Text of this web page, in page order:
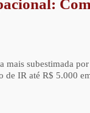
mais subestimada
de IR até R$ 5.000